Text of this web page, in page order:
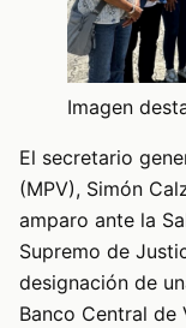
Imagen
El secretario
(MPV), Simón
amparo ante la
Supremo de
designación de
Banco Central de